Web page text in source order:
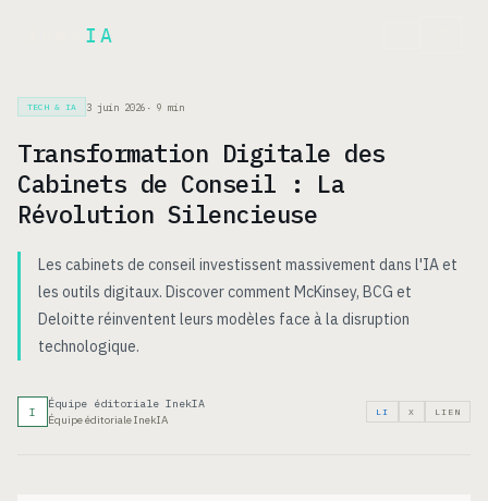
IA
TECH & IA 3 juin 2026 · 9 min
Transformation Digitale des
Cabinets de Conseil : La
Révolution Silencieuse
Les cabinets de conseil investissent massivement dans l'IA et
les outils digitaux. Discover comment McKinsey, BCG et
Deloitte réinventent leurs modèles face à la disruption
technologique.
I
Équipe éditoriale InekIA
Équipe éditoriale InekIA
LI X LIEN